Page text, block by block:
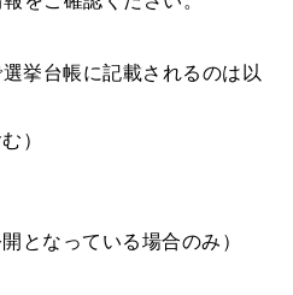
挙台帳に記載されるのは以
）
となっている場合のみ）